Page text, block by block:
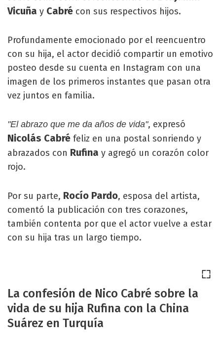
Vicuña y Cabré con sus respectivos hijos.
Profundamente emocionado por el reencuentro
con su hija, el actor decidió compartir un emotivo
posteo desde su cuenta en Instagram con una
imagen de los primeros instantes que pasan otra
vez juntos en familia.
"El abrazo que me da años de vida", expresó
Nicolás Cabré feliz en una postal sonriendo y
abrazados con Rufina y agregó un corazón color
rojo.
Por su parte, Rocío Pardo, esposa del artista,
comentó la publicación con tres corazones,
también contenta por que el actor vuelve a estar
con su hija tras un largo tiempo.
La confesión de Nico Cabré sobre la
vida de su hija Rufina con la China
Suárez en Turquía